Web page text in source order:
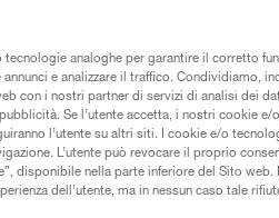
analoghe per garantire il corretto
e analizzare il traffico. Condividiamo,
con i nostri partner di servizi di analisi dei
Se l’utente accetta, i nostri cookie e/
l’utente su altri siti. I cookie e/o
L’utente può revocare il proprio
disponibile nella parte inferiore del Sito
dell’utente, ma in nessun caso tale